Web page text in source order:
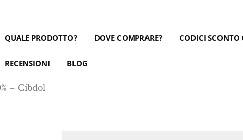
QUALE PRODOTTO? DOVE COMPRARE? CODICI SCONTO
RECENSIONI BLOG
– Cibdol